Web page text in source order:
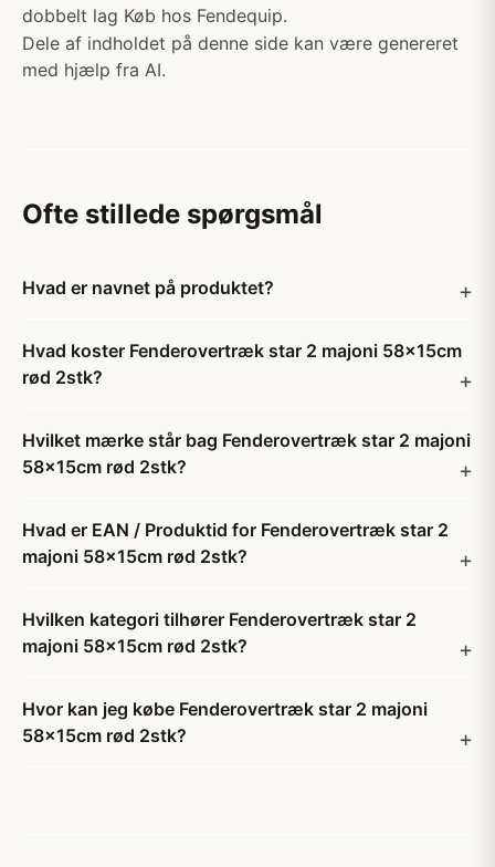
dobbelt lag Køb hos Fendequip.
Dele af indholdet på denne side kan være genereret
med hjælp fra AI.
Ofte stillede spørgsmål
Hvad er navnet på produktet?
Hvad koster Fenderovertræk star 2 majoni 58x15cm
rød 2stk?
Hvilket mærke står bag Fenderovertræk star 2 majoni
58x15cm rød 2stk?
Hvad er EAN / Produktid for Fenderovertræk star 2
majoni 58x15cm rød 2stk?
Hvilken kategori tilhører Fenderovertræk star 2
majoni 58x15cm rød 2stk?
Hvor kan jeg købe Fenderovertræk star 2 majoni
58x15cm rød 2stk?